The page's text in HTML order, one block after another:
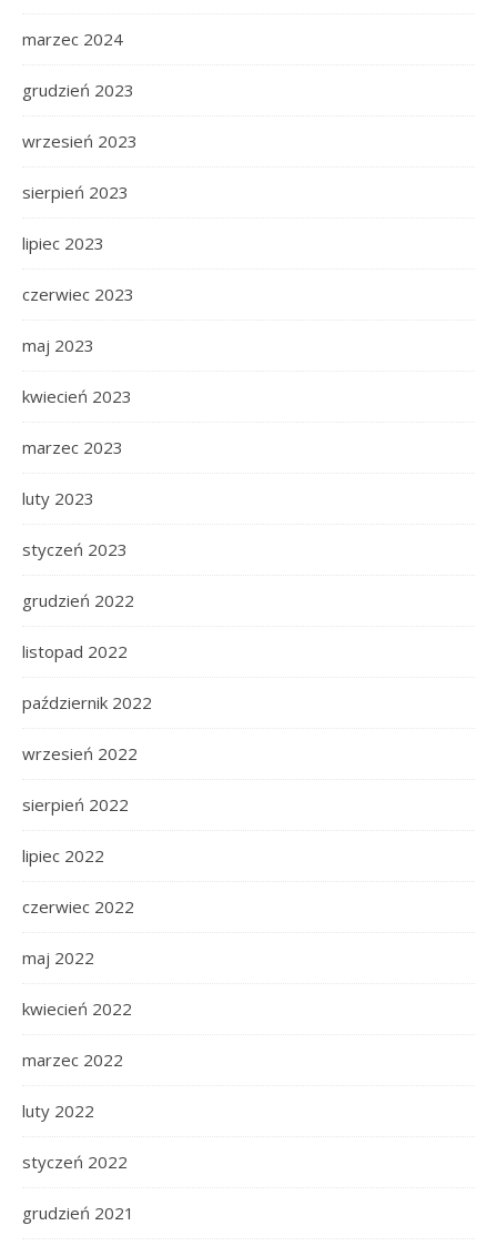
marzec 2024
grudzień 2023
wrzesień 2023
sierpień 2023
lipiec 2023
czerwiec 2023
maj 2023
kwiecień 2023
marzec 2023
luty 2023
styczeń 2023
grudzień 2022
listopad 2022
październik 2022
wrzesień 2022
sierpień 2022
lipiec 2022
czerwiec 2022
maj 2022
kwiecień 2022
marzec 2022
luty 2022
styczeń 2022
grudzień 2021